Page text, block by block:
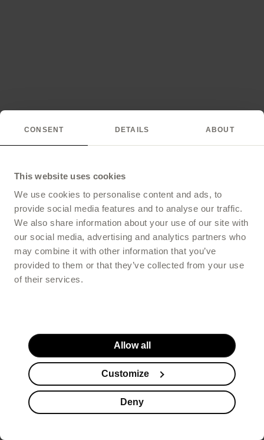
CONSENT DETAILS ABOUT
This website uses cookies
We use cookies to personalise content and ads, to
provide social media features and to analyse our traffic.
We also share information about your use of our site with
our social media, advertising and analytics partners who
may combine it with other information that you’ve
provided to them or that they’ve collected from your use
of their services.
Allow all
Customize
Deny